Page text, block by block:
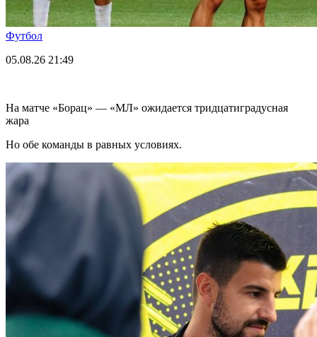
Футбол
05.08.26 21:49
На матче «Борац» — «МЛ» ожидается тридцатиградусная
жара
Но обе команды в равных условиях.